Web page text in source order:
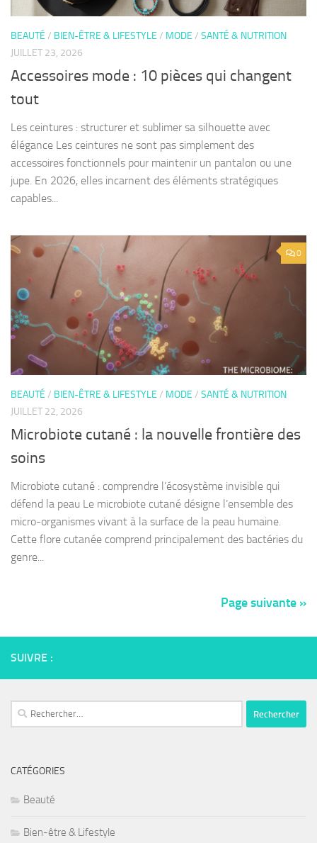
BEAUTÉ / BIEN-ÊTRE & LIFESTYLE / MODE / SANTÉ & NUTRITION
JUILLET 23, 2026
Accessoires mode : 10 pièces qui changent
tout
Les ceintures : structurer et sublimer sa silhouette avec
élégance Les ceintures ne sont pas simplement des
accessoires fonctionnels pour maintenir un pantalon ou une
jupe. En 2026, elles incarnent des éléments stratégiques
capables...
0
BEAUTÉ / BIEN-ÊTRE & LIFESTYLE / MODE / SANTÉ & NUTRITION
JUILLET 22, 2026
Microbiote cutané : la nouvelle frontière des
soins
Microbiote cutané : comprendre l’écosystème invisible qui
défend la peau Le microbiote cutané désigne l’ensemble des
micro-organismes vivant à la surface de la peau humaine.
Cette flore cutanée comprend principalement des bactéries du
genre...
Page suivante »
SUIVRE :
Rechercher :
CATÉGORIES
Beauté
Bien-être & Lifestyle